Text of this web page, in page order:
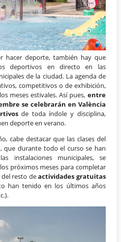
hacer deporte, también hay que
deportivos en directo en las
de la ciudad. La agenda de
competitivos o de exhibición,
meses estivales. Así pues, entre
se celebrarán en València
de toda índole y disciplina,
deporte en verano.
cabe destacar que las clases del
que durante todo el curso se han
instalaciones municipales, se
próximos meses para completar
del resto deactividades gratuitas
han tenido en los últimos años